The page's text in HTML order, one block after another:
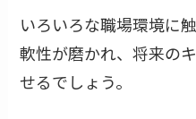
いろいろな職場環境に
軟性が磨かれ、将来の
せるでしょう。